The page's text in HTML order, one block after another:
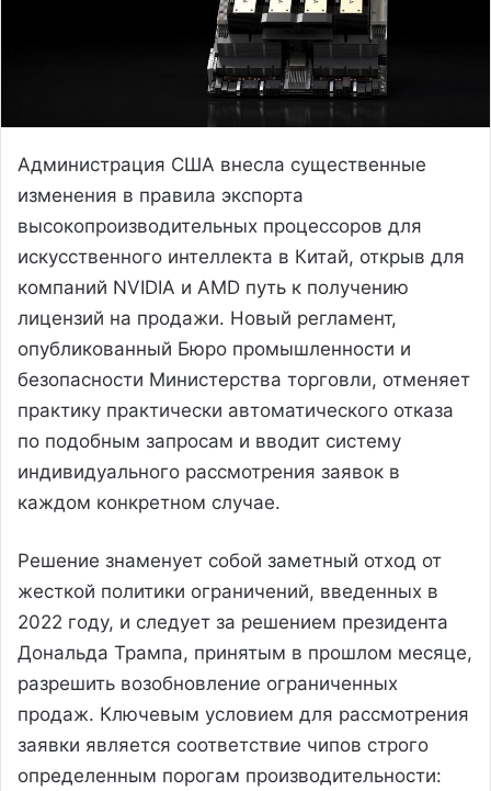
Администрация США внесла существенные
изменения в правила экспорта
высокопроизводительных процессоров для
искусственного интеллекта в Китай, открыв для
компаний NVIDIA и AMD путь к получению
лицензий на продажи. Новый регламент,
опубликованный Бюро промышленности и
безопасности Министерства торговли, отменяет
практику практически автоматического отказа
по подобным запросам и вводит систему
индивидуального рассмотрения заявок в
каждом конкретном случае.
Решение знаменует собой заметный отход от
жесткой политики ограничений, введенных в
2022 году, и следует за решением президента
Дональда Трампа, принятым в прошлом месяце,
разрешить возобновление ограниченных
продаж. Ключевым условием для рассмотрения
заявки является соответствие чипов строго
определенным порогам производительности: